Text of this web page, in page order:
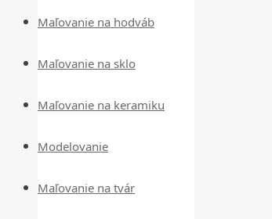
Maľovanie na hodváb
Maľovanie na sklo
Maľovanie na keramiku
Modelovanie
Maľovanie na tvár